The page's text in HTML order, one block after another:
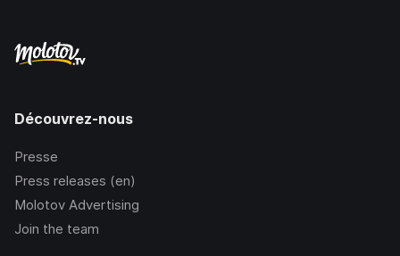
Découvrez-nous
Presse
Press releases (en)
Molotov Advertising
Join the team